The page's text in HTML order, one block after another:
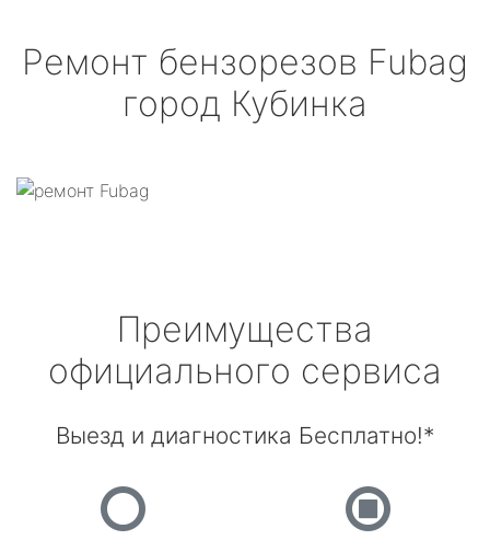
Ремонт бензорезов Fubag
город Кубинка
Преимущества
официального сервиса
Выезд и диагностика Бесплатно!*